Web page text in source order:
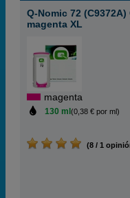
Q-Nomic 72
magenta XL
magenta
130 ml (0,38 € por ml)
(8 / 1